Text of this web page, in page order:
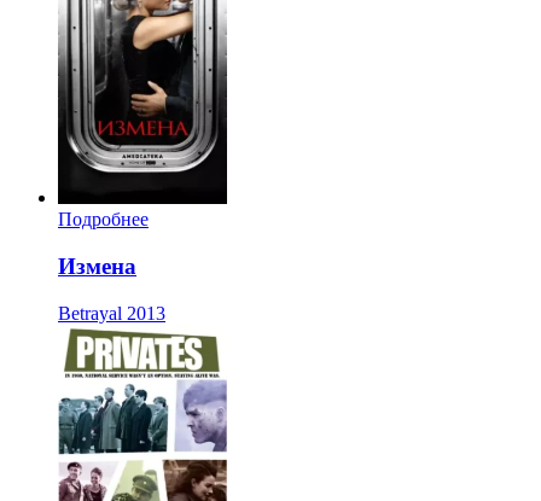
Подробнее
Измена
Betrayal 2013